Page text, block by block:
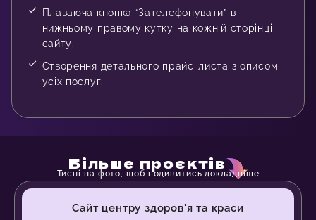
Плаваюча кнопка “Зателефонувати” в
нижньому правому кутку на кожній сторінці
сайту.
Створення детального прайс-листа з описом
усіх послуг.
Більше проєктів
Тисні на фото, щоб подивитись докладніше
Сайт центру здоров'я та краси